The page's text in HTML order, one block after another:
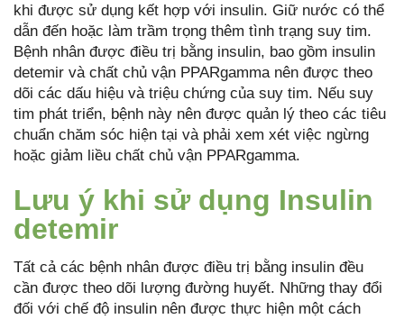
khi được sử dụng kết hợp với insulin. Giữ nước có thể
dẫn đến hoặc làm trầm trọng thêm tình trạng suy tim.
Bệnh nhân được điều trị bằng insulin, bao gồm insulin
detemir và chất chủ vận PPARgamma nên được theo
dõi các dấu hiệu và triệu chứng của suy tim. Nếu suy
tim phát triển, bệnh này nên được quản lý theo các tiêu
chuẩn chăm sóc hiện tại và phải xem xét việc ngừng
hoặc giảm liều chất chủ vận PPARgamma.
Lưu ý khi sử dụng Insulin
detemir
Tất cả các bệnh nhân được điều trị bằng insulin đều
cần được theo dõi lượng đường huyết. Những thay đổi
đối với chế độ insulin nên được thực hiện một cách